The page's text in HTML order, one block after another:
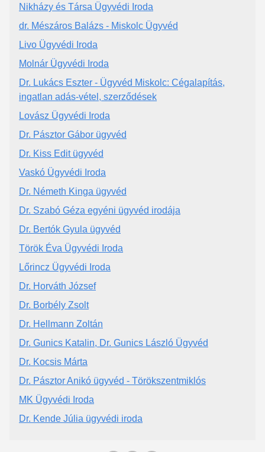
Nikházy és Társa Ügyvédi Iroda
dr. Mészáros Balázs - Miskolc Ügyvéd
Livo Ügyvédi Iroda
Molnár Ügyvédi Iroda
Dr. Lukács Eszter - Ügyvéd Miskolc: Cégalapítás,
ingatlan adás-vétel, szerződések
Lovász Ügyvédi Iroda
Dr. Pásztor Gábor ügyvéd
Dr. Kiss Edit ügyvéd
Vaskó Ügyvédi Iroda
Dr. Németh Kinga ügyvéd
Dr. Szabó Géza egyéni ügyvéd irodája
Dr. Bertók Gyula ügyvéd
Török Éva Ügyvédi Iroda
Lőrincz Ügyvédi Iroda
Dr. Horváth József
Dr. Borbély Zsolt
Dr. Hellmann Zoltán
Dr. Gunics Katalin, Dr. Gunics László Ügyvéd
Dr. Kocsis Márta
Dr. Pásztor Anikó ügyvéd - Törökszentmiklós
MK Ügyvédi Iroda
Dr. Kende Júlia ügyvédi iroda